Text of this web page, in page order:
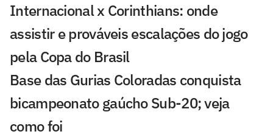
Internacional x Corinthians: onde
assistir e prováveis escalações do jogo
pela Copa do Brasil
Base das Gurias Coloradas conquista
bicampeonato gaúcho Sub-20; veja
como foi